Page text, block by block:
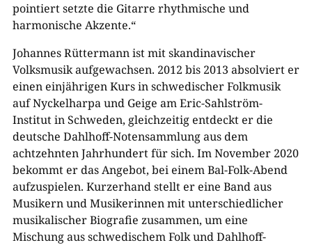
pointiert setzte die Gitarre rhythmische und
harmonische Akzente.“
Johannes Rüttermann ist mit skandinavischer
Volksmusik aufgewachsen. 2012 bis 2013 absolviert er
einen einjährigen Kurs in schwedischer Folkmusik
auf Nyckelharpa und Geige am Eric-Sahlström-
Institut in Schweden, gleichzeitig entdeckt er die
deutsche Dahlhoff-Notensammlung aus dem
achtzehnten Jahrhundert für sich. Im November 2020
bekommt er das Angebot, bei einem Bal-Folk-Abend
aufzuspielen. Kurzerhand stellt er eine Band aus
Musikern und Musikerinnen mit unterschiedlicher
musikalischer Biografie zusammen, um eine
Mischung aus schwedischem Folk und Dahlhoff-